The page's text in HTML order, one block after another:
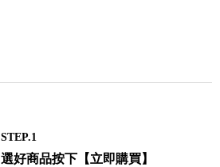
STEP.1
選好商品按下【立即購買】